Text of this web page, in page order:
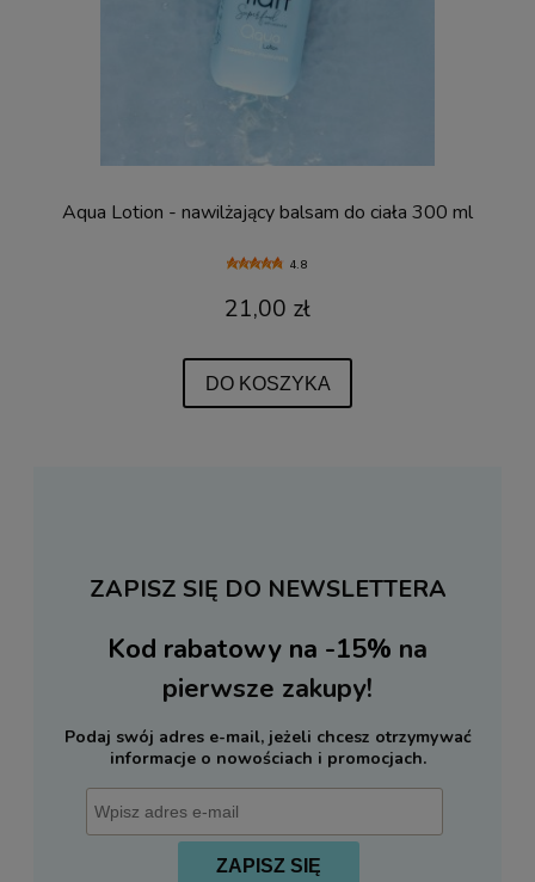
Aqua Lotion - nawilżający balsam do ciała 300 ml
4.8
21,00 zł
DO KOSZYKA
ZAPISZ SIĘ DO NEWSLETTERA
Kod rabatowy na -15% na
pierwsze zakupy!
Podaj swój adres e-mail, jeżeli chcesz otrzymywać
informacje o nowościach i promocjach.
ZAPISZ SIĘ